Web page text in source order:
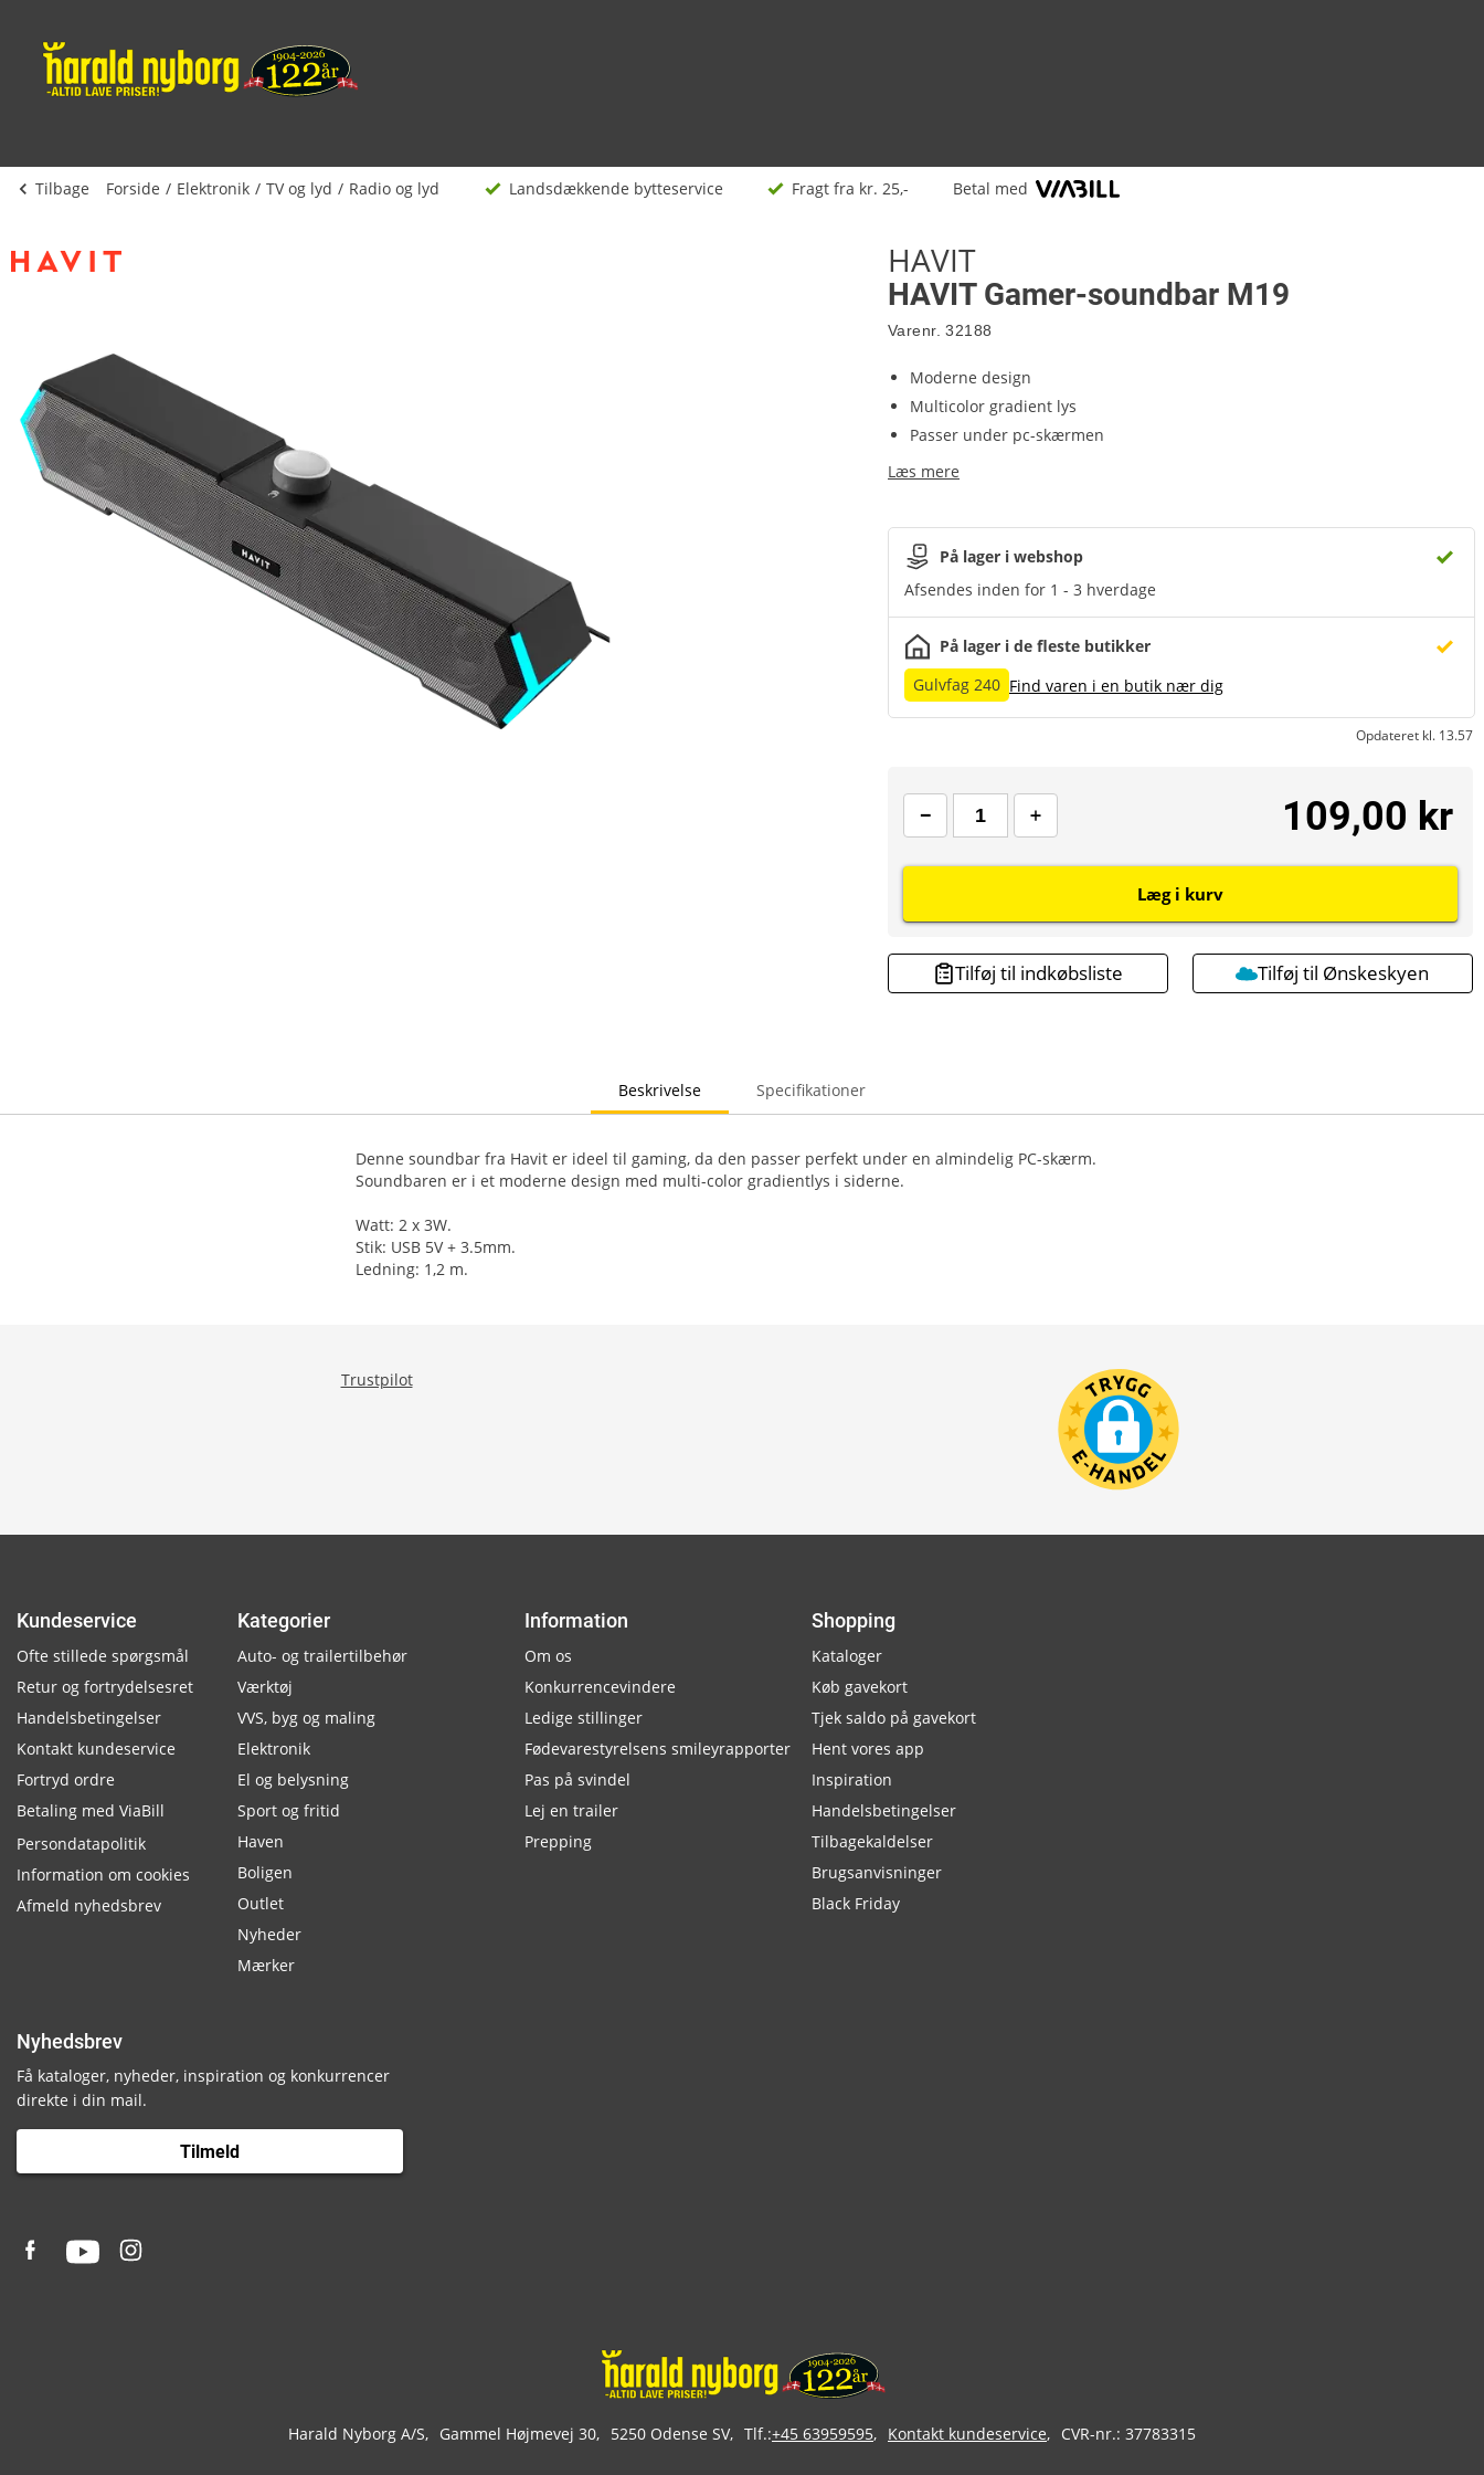
Tilbage Forside Elektronik TV og lyd Radio og lyd Landsdækkende bytteservice Fragt fra kr. 25,- Betal med
HAVIT
HAVIT Gamer-soundbar M19
Varenr. 32188
Moderne design
Multicolor gradient lys
Passer under pc-skærmen
Læs mere
På lager i webshop
Afsendes inden for 1 - 3 hverdage
På lager i de fleste butikker
Gulvfag 240 Find varen i en butik nær dig
Opdateret kl. 13.57
109,00 kr
Læg i kurv
Tilføj til indkøbsliste Tilføj til Ønskeskyen
Beskrivelse Specifikationer
Denne soundbar fra Havit er ideel til gaming, da den passer perfekt under en almindelig PC-skærm.
Soundbaren er i et moderne design med multi-color gradientlys i siderne.
Watt: 2 x 3W.
Stik: USB 5V + 3.5mm.
Ledning: 1,2 m.
Trustpilot
Kundeservice
Ofte stillede spørgsmål
Retur og fortrydelsesret
Handelsbetingelser
Kontakt kundeservice
Fortryd ordre
Betaling med ViaBill
Persondatapolitik
Information om cookies
Afmeld nyhedsbrev
Kategorier
Auto- og trailertilbehør
Værktøj
VVS, byg og maling
Elektronik
El og belysning
Sport og fritid
Haven
Boligen
Outlet
Nyheder
Mærker
Information
Om os
Konkurrencevindere
Ledige stillinger
Fødevarestyrelsens smileyrapporter
Pas på svindel
Lej en trailer
Prepping
Shopping
Kataloger
Køb gavekort
Tjek saldo på gavekort
Hent vores app
Inspiration
Handelsbetingelser
Tilbagekaldelser
Brugsanvisninger
Black Friday
Nyhedsbrev
Få kataloger, nyheder, inspiration og konkurrencer
direkte i din mail.
Tilmeld
Harald Nyborg A/S Gammel Højmevej 30 5250 Odense SV Tlf.:+45 63959595 Kontakt kundeservice CVR-nr.: 37783315